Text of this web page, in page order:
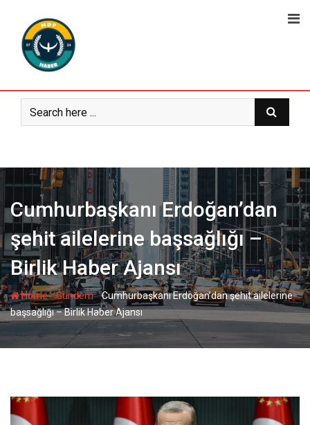
content
Cumhurbaşkanı Erdoğan’dan
şehit ailelerine başsağlığı –
Birlik Haber Ajansı
Home-Gündem-Cumhurbaşkanı Erdoğan’dan şehit ailelerine
başsağlığı – Birlik Haber Ajansı